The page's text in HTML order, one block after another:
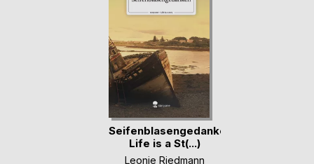
Seifenblasengedanken.
Life is a St(...)
Leonie Riedmann